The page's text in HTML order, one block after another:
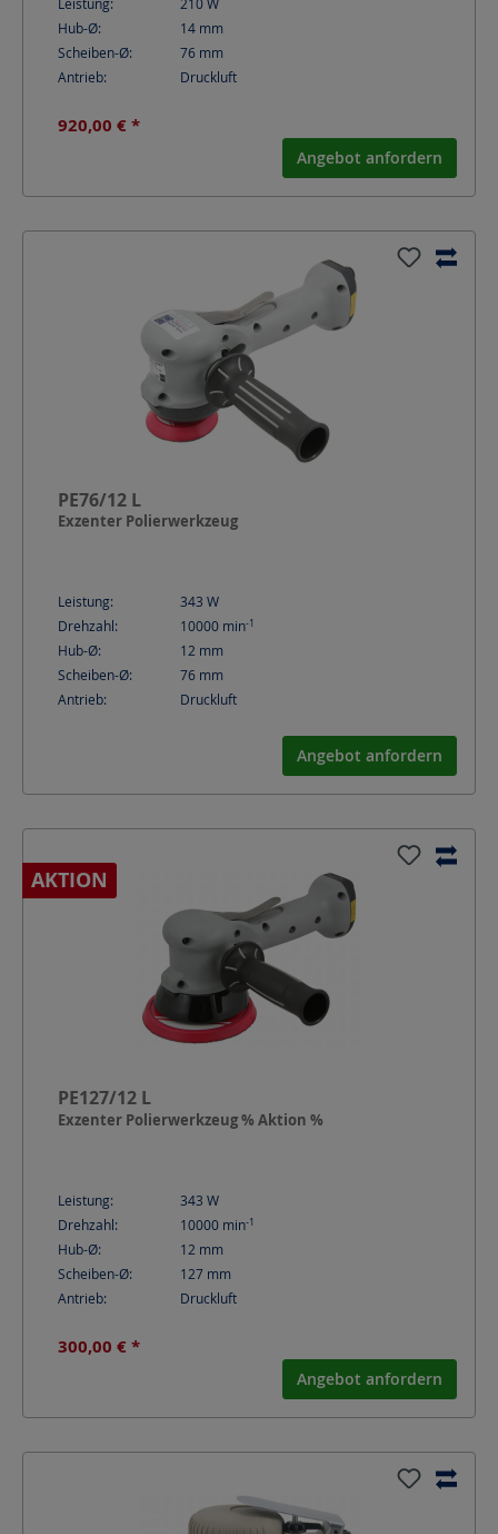
Hub-Ø:
14 mm
Scheiben-Ø:
76 mm
Antrieb:
Druckluft
920,00 € *
Angebot anfordern
PE76/12 L
Exzenter Polierwerkzeug
Leistung: 343 W
Drehzahl:
10000 min-1
Hub-Ø: 12 mm
Scheiben-Ø:
76 mm
Antrieb:
Druckluft
Angebot anfordern
AKTION
PE127/12 L
Exzenter Polierwerkzeug % Aktion %
Leistung: 343 W
Drehzahl:
10000 min-1
Hub-Ø: 12 mm
Scheiben-Ø:
127 mm
Antrieb:
Druckluft
300,00 € *
Angebot anfordern